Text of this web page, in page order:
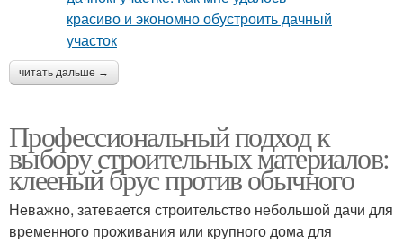
читать дальше →
Профессиональный подход к
выбору строительных материалов:
клееный брус против обычного
Неважно, затевается строительство небольшой дачи для
временного проживания или крупного дома для